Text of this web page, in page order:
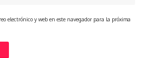
electrónico y web en este navegador para la próxima